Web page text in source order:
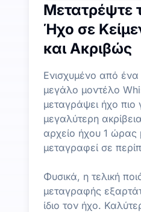
Μετατρέψτε
Ήχο σε
και Ακριβώς
Ενισχυμένο από ένα
μεγάλο μοντέλο
μεταγράψει ήχο πιο
μεγαλύτερη
αρχείο ήχου 1 ώρας
μεταγραφεί σε
Φυσικά, η τελική
μεταγραφής
ίδιο τον ήχο.